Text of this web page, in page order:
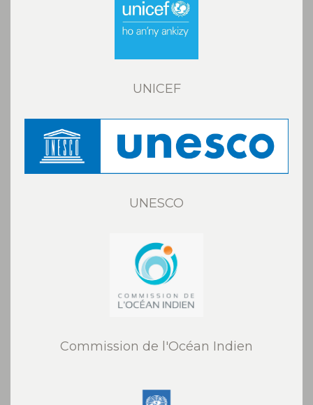
UNICEF
UNESCO
Commission de l'Océan Indien